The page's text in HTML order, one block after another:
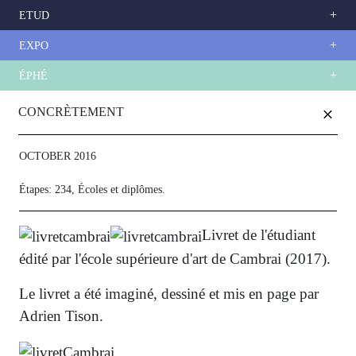
content
CONCRÈTEMENT +
OCTOBER 2016
Étapes: 234, Écoles et diplômes.
Livret de l'étudiant
édité par l'école supérieure d'art de Cambrai (2017).
Le livret a été imaginé, dessiné et mis en page par
Adrien Tison.
ETUD
EXPO
ÉPHÉ